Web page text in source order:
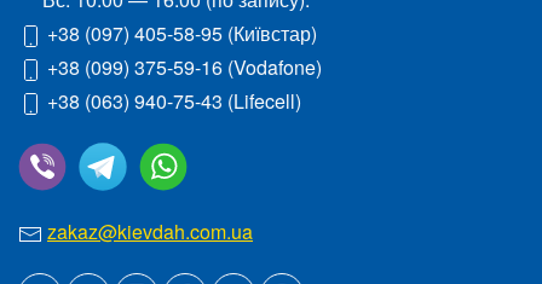
+38 (097) 405-58-95 (Київстар)
+38 (099) 375-59-16 (Vodafone)
+38 (063) 940-75-43 (Lifecell)
zakaz@kievdah.com.ua